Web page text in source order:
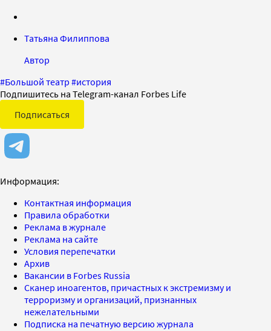
Татьяна Филиппова
Автор
#Большой театр #история
Подпишитесь на Telegram-канал Forbes Life
Подписаться
Информация:
Контактная информация
Правила обработки
Реклама в журнале
Реклама на сайте
Условия перепечатки
Архив
Вакансии в Forbes Russia
Сканер иноагентов, причастных к экстремизму и
терроризму и организаций, признанных
нежелательными
Подписка на печатную версию журнала